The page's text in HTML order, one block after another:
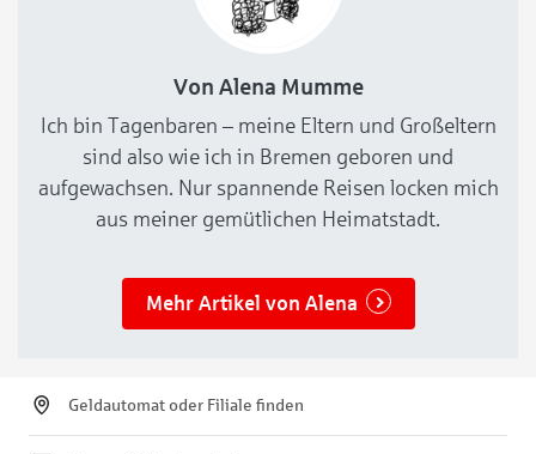
Von Alena Mumme
Ich bin Tagenbaren – meine Eltern und Großeltern
sind also wie ich in Bremen geboren und
aufgewachsen. Nur spannende Reisen locken mich
aus meiner gemütlichen Heimatstadt.
Mehr Artikel von Alena
Geldautomat oder Filiale finden